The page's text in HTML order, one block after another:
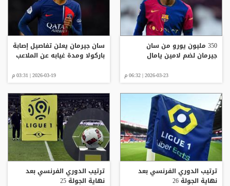
350 مليون يورو من سان
جيرمان لضم لامين يامال
2026-03-23 | 06:32 م
سان جيرمان يعلن تفاصيل إصابة
باركولا ومدة غيابه عن الملاعب
2026-03-19 | 03:31 م
ترتيب الدوري الفرنسي بعد
نهاية الجولة 26
ترتيب الدوري الفرنسي بعد
نهاية الجولة 25